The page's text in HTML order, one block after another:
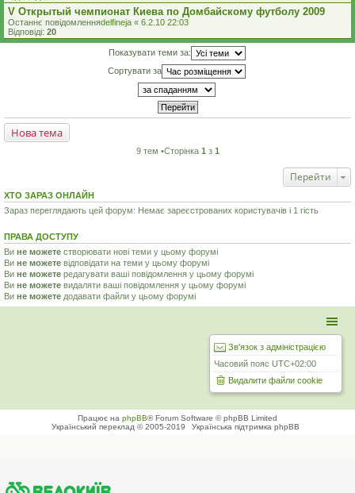
V Открытый чемпионат Киева по Домбайскому футболу 2009
Останнє повідомленняdelfineja « 6.2.10 22:03
Відповіді: 20
Показувати теми за:
Сортувати за
Нова тема
9 тем •Сторінка 1 з 1
Перейти
ХТО ЗАРАЗ ОНЛАЙН
Зараз переглядають цей форум: Немає зареєстрованих користувачів і 1 гість
ПРАВА ДОСТУПУ
Ви не можете створювати нові теми у цьому форумі
Ви не можете відповідати на теми у цьому форумі
Ви не можете редагувати ваші повідомлення у цьому форумі
Ви не можете видаляти ваші повідомлення у цьому форумі
Ви не можете додавати файли у цьому форумі
Зв'язок з адміністрацією
Часовий пояс UTC+02:00
Видалити файли cookie
Працює на phpBB® Forum Software © phpBB Limited
Український переклад © 2005-2019
Українська підтримка phpBB